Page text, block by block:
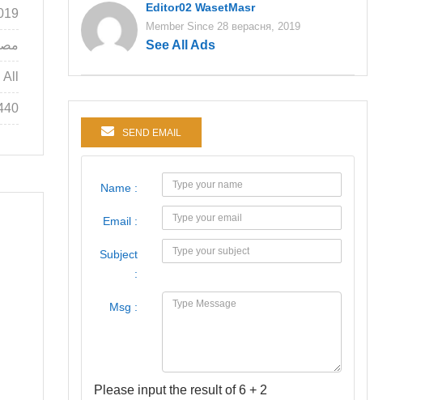
All
Editor02 WasetMasr
Member Since 28 верасня, 2019
See All Ads
SEND EMAIL
Name :
Email :
Subject
:
Msg :
Please input the result of 6 + 2